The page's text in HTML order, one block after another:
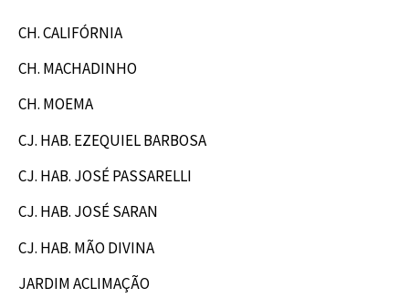
CH. CALIFÓRNIA
CH. MACHADINHO
CH. MOEMA
CJ. HAB. EZEQUIEL BARBOSA
CJ. HAB. JOSÉ PASSARELLI
CJ. HAB. JOSÉ SARAN
CJ. HAB. MÃO DIVINA
JARDIM ACLIMAÇÃO